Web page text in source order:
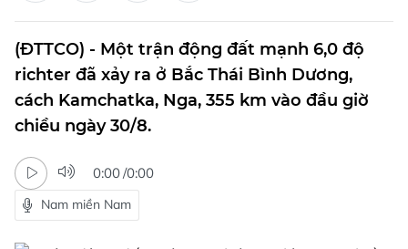
(ĐTTCO) - Một trận động đất mạnh 6,0 độ
richter đã xảy ra ở Bắc Thái Bình Dương,
cách Kamchatka, Nga, 355 km vào đầu giờ
chiều ngày 30/8.
0:00/0:00
Nam miền Nam